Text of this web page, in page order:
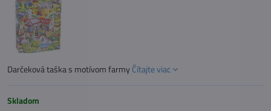
Darčeková taška s motívom farmyČítajte viac
Skladom